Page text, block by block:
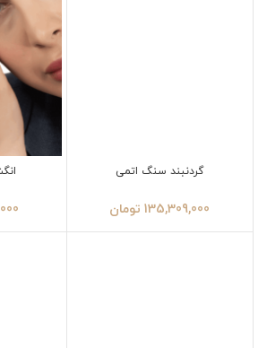
گردنبند سنگ اتمی
135,309,000 تومان